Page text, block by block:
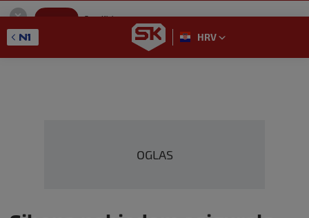
SportKlub
GET - On the Google Play
HRV
OGLAS